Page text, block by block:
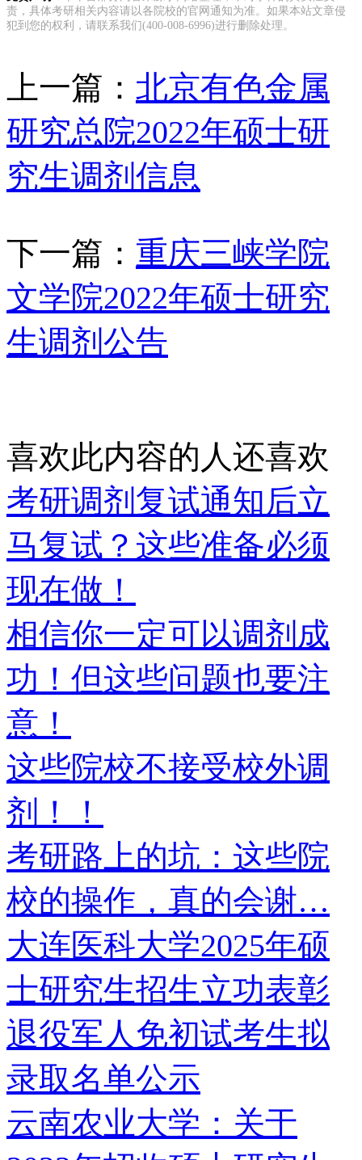
责，具体考研相关内容请以各院校的官网通知为准。如果本站文章侵
犯到您的权利，请联系我们(400-008-6996)进行删除处理。
上一篇： 北京有色金属
研究总院2022年硕士研
究生调剂信息
下一篇： 重庆三峡学院
文学院2022年硕士研究
生调剂公告
喜欢此内容的人还喜欢
考研调剂复试通知后立
马复试？这些准备必须
现在做！
相信你一定可以调剂成
功！但这些问题也要注
意！
这些院校不接受校外调
剂！！
考研路上的坑：这些院
校的操作，真的会谢…
大连医科大学2025年硕
士研究生招生立功表彰
退役军人免初试考生拟
录取名单公示
云南农业大学：关于